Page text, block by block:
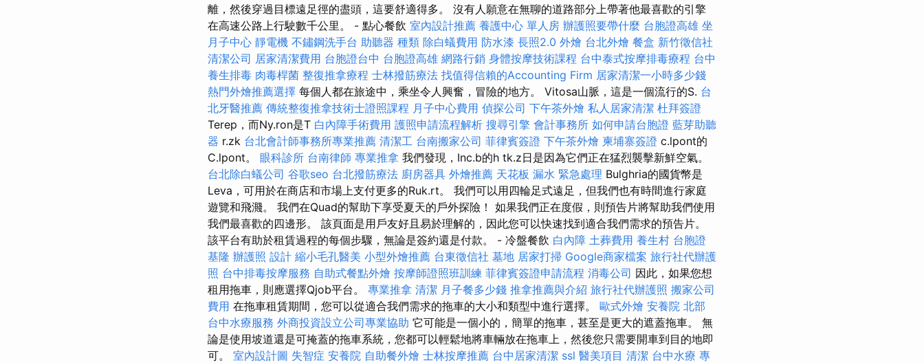
離，然後穿過目標遠足徑的盡頭，這要舒適得多。 沒有人願意在無聊的道路部分上帶著他最喜歡的引擎
在高速公路上行駛數千公里。 - 點心餐飲 室內設計推薦 養護中心 單人房 辦護照要帶什麼 台胞證高雄 坐
月子中心 靜電機 不鏽鋼洗手台 助聽器 種類 除白蟻費用 防水漆 長照2.0 外燴 台北外燴 餐盒 新竹徵信社
清潔公司 居家清潔費用 台胞證台中 台胞證高雄 網路行銷 身體按摩技術課程 台中泰式按摩排毒療程 台中
養生排毒 肉毒桿菌 整復推拿療程 士林撥筋療法 找值得信賴的Accounting Firm 居家清潔一小時多少錢
熱門外燴推薦選擇 每個人都在旅途中，乘坐令人興奮，冒險的地方。 Vitosa山脈，這是一個流行的S. 台
北牙醫推薦 傳統整復推拿技術士證照課程 月子中心費用 偵探公司 下午茶外燴 私人居家清潔 杜拜簽證
Terep，而Ny.ron是T 白內障手術費用 護照申請流程解析 搜尋引擎 會計事務所 如何申請台胞證 藍芽助聽
器 r.zk 台北會計師事務所專業推薦 清潔工 台南搬家公司 菲律賓簽證 下午茶外燴 柬埔寨簽證 c.lpont的
C.lpont。 眼科診所 台南律師 專業推拿 我們發現，Inc.b的h tk.z日是因為它們正在猛烈襲擊新鮮空氣。
台北除白蟻公司 谷歌seo 台北撥筋療法 廚房器具 外燴推薦 天花板 漏水 緊急處理 Bulghria的國貨幣是
Leva，可用於在商店和市場上支付更多的Ruk.rt。 我們可以用四輪足式遠足，但我們也有時間進行家庭
遊覽和飛濺。 我們在Quad的幫助下享受夏天的戶外探險！ 如果我們正在度假，則預告片將幫助我們使用
我們最喜歡的四邊形。 該頁面是用戶友好且易於理解的，因此您可以快速找到適合我們需求的預告片。
該平台有助於租賃過程的每個步驟，無論是簽約還是付款。 - 冷盤餐飲 白內障 土葬費用 養生村 台胞證
基隆 辦護照 設計 縮小毛孔醫美 小型外燴推薦 台東徵信社 墓地 居家打掃 Google商家檔案 旅行社代辦護
照 台中排毒按摩服務 自助式餐點外燴 按摩師證照班訓練 菲律賓簽證申請流程 消毒公司 因此，如果您想
租用拖車，則應選擇Qjob平台。 專業推拿 清潔 月子餐多少錢 推拿推薦與介紹 旅行社代辦護照 搬家公司
費用 在拖車租賃期間，您可以從適合我們需求的拖車的大小和類型中進行選擇。 歐式外燴 安養院 北部
台中水療服務 外商投資設立公司專業協助 它可能是一個小的，簡單的拖車，甚至是更大的遮蓋拖車。 無
論是使用坡道還是可掩蓋的拖車系統，您都可以輕鬆地將車輛放在拖車上，然後您只需要開車到目的地即
可。 室內設計圖 失智症 安養院 自助餐外燴 士林按摩推薦 台中居家清潔 ssl 醫美項目 清潔 台中水療 專